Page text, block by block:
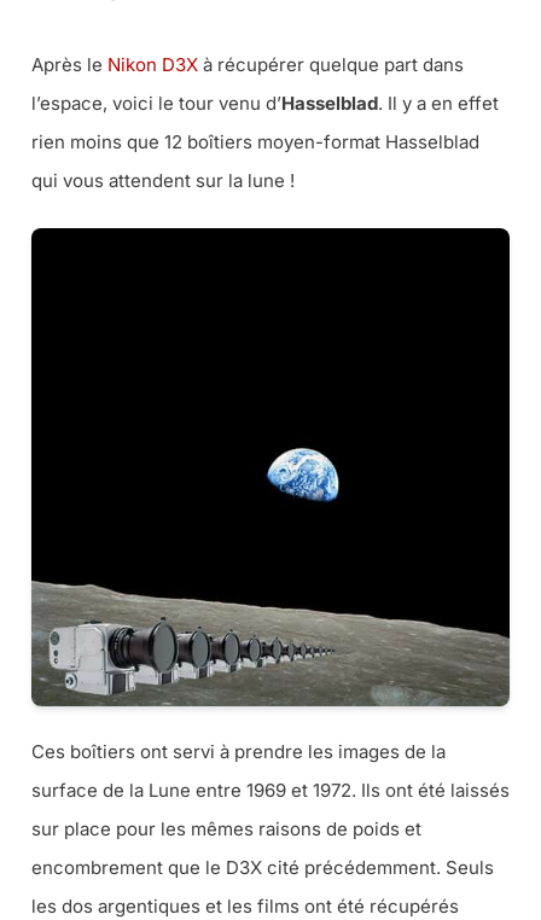
Après le Nikon D3X à récupérer quelque part dans
l’espace, voici le tour venu d’Hasselblad. Il y a en effet
rien moins que 12 boîtiers moyen-format Hasselblad
qui vous attendent sur la lune !
Ces boîtiers ont servi à prendre les images de la
surface de la Lune entre 1969 et 1972. Ils ont été laissés
sur place pour les mêmes raisons de poids et
encombrement que le D3X cité précédemment. Seuls
les dos argentiques et les films ont été récupérés